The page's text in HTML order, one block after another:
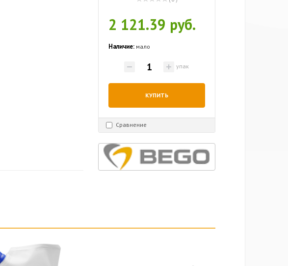
2 121.39 руб.
Наличие: мало
упак
КУПИТЬ
Сравнение